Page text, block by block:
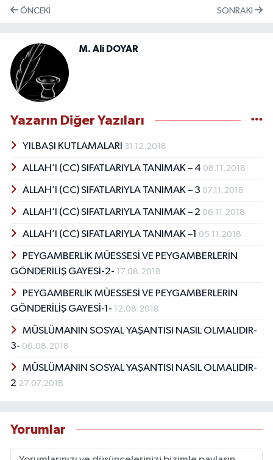
ÖNCEKI SONRAKI
M. Ali DOYAR
Yazarın Diğer Yazıları
YILBAŞI KUTLAMALARI 31.12.2018
ALLAH’I (CC) SIFATLARIYLA TANIMAK – 4 08.11.2018
ALLAH’I (CC) SIFATLARIYLA TANIMAK – 3 07.11.2018
ALLAH’I (CC) SIFATLARIYLA TANIMAK – 2 06.11.2018
ALLAH’I (CC) SIFATLARIYLA TANIMAK –1 05.11.2018
PEYGAMBERLİK MÜESSESİ VE PEYGAMBERLERİN
GÖNDERİLİŞ GAYESİ-2- 17.08.2018
PEYGAMBERLİK MÜESSESİ VE PEYGAMBERLERİN
GÖNDERİLİŞ GAYESİ-1- 12.08.2018
MÜSLÜMANIN SOSYAL YAŞANTISI NASIL OLMALIDIR-
3- 06.08.2018
MÜSLÜMANIN SOSYAL YAŞANTISI NASIL OLMALIDIR-
2 27.07.2018
Yorumlar